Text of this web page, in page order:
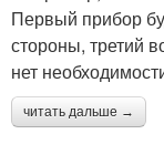
Первый прибор
стороны, третий
нет
читать дальше →